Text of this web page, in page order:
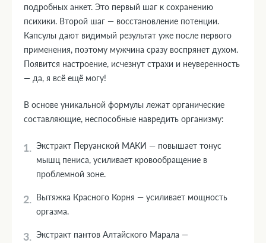
подробных анкет. Это первый шаг к сохранению
психики. Второй шаг — восстановление потенции.
Капсулы дают видимый результат уже после первого
применения, поэтому мужчина сразу воспрянет духом.
Появится настроение, исчезнут страхи и неуверенность
— да, я всё ещё могу!
В основе уникальной формулы лежат органические
составляющие, неспособные навредить организму:
Экстракт Перуанской МАКИ — повышает тонус
мышц пениса, усиливает кровообращение в
проблемной зоне.
Вытяжка Красного Корня — усиливает мощность
оргазма.
Экстракт пантов Алтайского Марала —